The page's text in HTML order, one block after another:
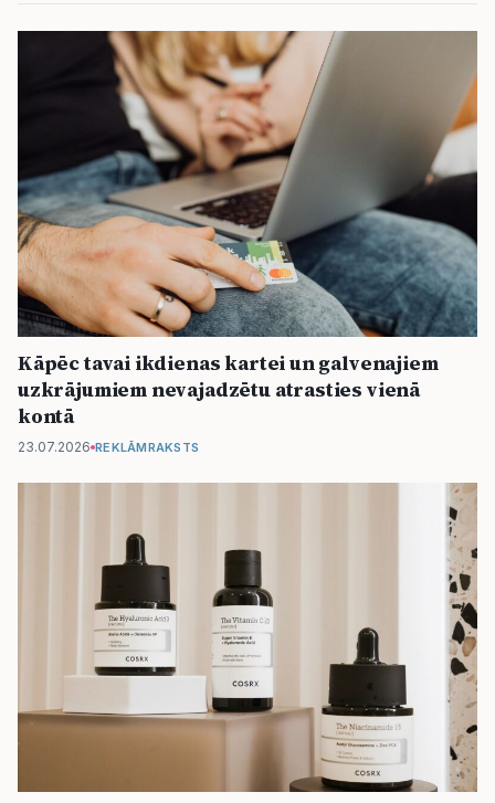
Kāpēc tavai ikdienas kartei un galvenajiem
uzkrājumiem nevajadzētu atrasties vienā
kontā
23.07.2026 REKLĀMRAKSTS